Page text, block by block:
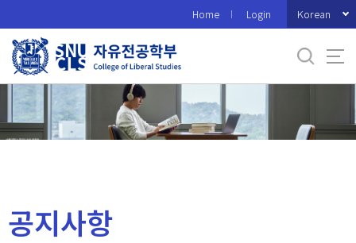
로
메
Home Login Korean
공지사항